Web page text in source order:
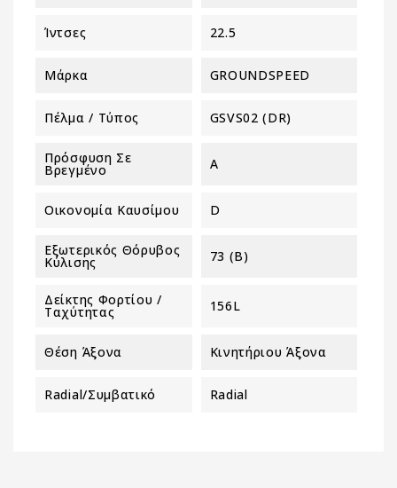
Ίντσες 22.5
Μάρκα GROUNDSPEED
Πέλμα / Τύπος GSVS02 (DR)
Πρόσφυση Σε
Βρεγμένο A
Οικονομία Καυσίμου D
Εξωτερικός Θόρυβος
Κύλισης 73 (B)
Δείκτης Φορτίου /
Ταχύτητας 156L
Θέση Άξονα Κινητήριου Άξονα
Radial/Συμβατικό Radial